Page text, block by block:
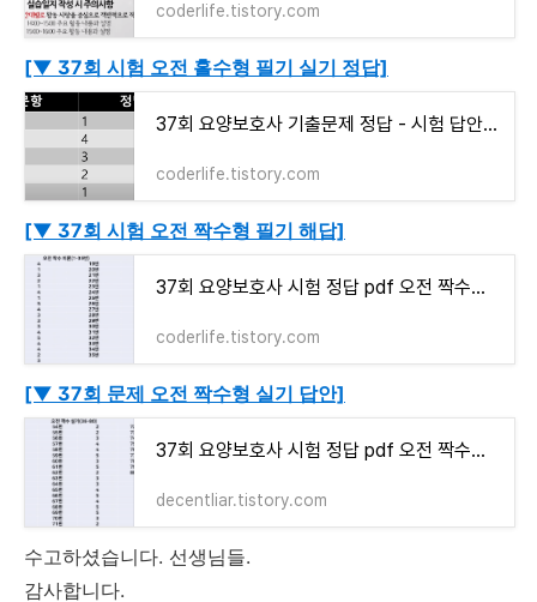
coderlife.tistory.com
[▼ 37회 시험 오전 홀수형 필기 실기 정답]
37회 요양보호사 기출문제 정답 - 시험 답안 pdf (오전 홀수 필기 + 실기)
coderlife.tistory.com
[▼ 37회 시험 오전 짝수형 필기 해답]
37회 요양보호사 시험 정답 pdf 오전 짝수형 필기
coderlife.tistory.com
[▼ 37회 문제 오전 짝수형 실기 답안]
37회 요양보호사 시험 정답 pdf 오전 짝수형 실기
decentliar.tistory.com
수고하셨습니다. 선생님들.
감사합니다.